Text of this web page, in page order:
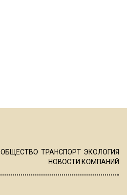
ОБЩЕСТВО ТРАНСПОРТ ЭКОЛОГИЯ
НОВОСТИ КОМПАНИЙ